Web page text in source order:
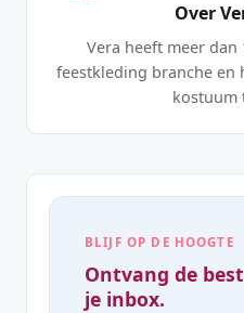
Over
Vera heeft meer
feestkleding branche en
kostuum
BLIJF OP DE HOOGTE
Ontvang de
je inbox.